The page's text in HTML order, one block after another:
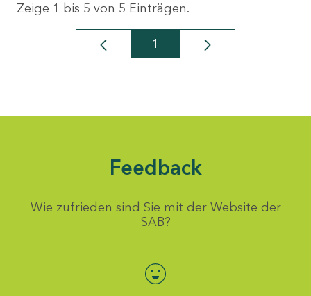
Zeige 1 bis 5 von 5 Einträgen.
Seite
1
Feedback
Wie zufrieden sind Sie mit der Website der
SAB?
Bewertung auswählen